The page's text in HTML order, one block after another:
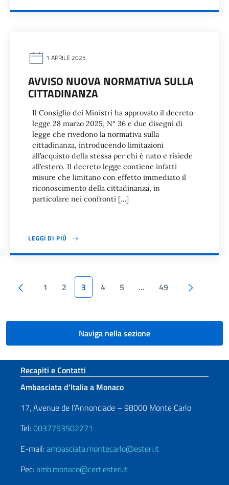
1 APRILE 2025
AVVISO NUOVA NORMATIVA SULLA
CITTADINANZA
Il Consiglio dei Ministri ha approvato il decreto-
legge 28 marzo 2025, N° 36 e due disegni di
legge che rivedono la normativa sulla
cittadinanza, introducendo limitazioni
all’acquisto della stessa per chi è nato e risiede
all’estero. Il decreto legge contiene infatti
misure che limitano con effetto immediato il
riconoscimento della cittadinanza, in
particolare nei confronti […]
LEGGI DI PIÙ
Paginazione
Pagina precedente
1 2 3 4 5 … 49
Naviga nella sezione
Sezione footer
Recapiti e Contatti
Ambasciata d’Italia a Monaco
17, Avenue de l’Annonciade – 98000 Monte Carlo
Tel:0037793502271
E-mail:ambasciata.montecarlo@esteri.it
Pec:amb.monaco@cert.esteri.it